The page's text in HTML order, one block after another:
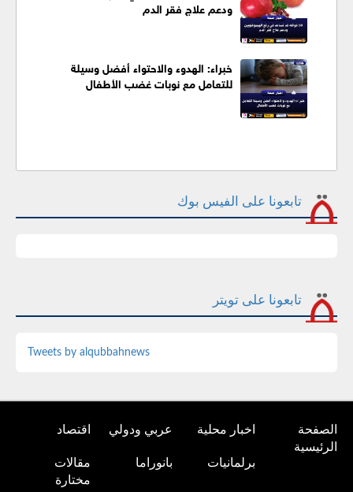
ودعم علاج فقر الدم
خبراء: الهدوء والاحتواء أفضل وسيلة
للتعامل مع نوبات غضب الأطفال
تابعونا على الفيس بوك
تابعونا على تويتر
Tweets by alqubbahnews
الصفحة
الرئيسية
اخبار محلية عربي ودولي اقتصاد
برلمانيات بانوراما
مقالات
مختارة